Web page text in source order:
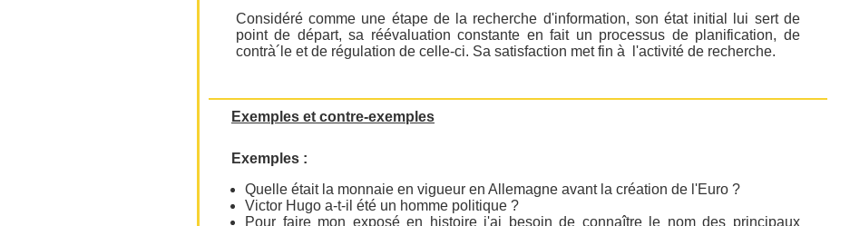
Considéré comme une étape de la recherche d'information, son état initial lui sert de
point de départ, sa réévaluation constante en fait un processus de planification, de
contrà´le et de régulation de celle-ci. Sa satisfaction met fin à l'activité de recherche.
Exemples et contre-exemples
Exemples :
Quelle était la monnaie en vigueur en Allemagne avant la création de l'Euro ?
Victor Hugo a-t-il été un homme politique ?
Pour faire mon exposé en histoire j'ai besoin de connaître le nom des principaux